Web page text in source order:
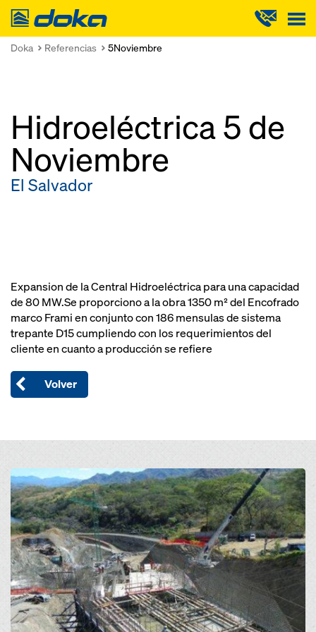
Doka
Doka Referencias 5Noviembre
Hidroeléctrica 5 de
Noviembre
El Salvador
Expansion de la Central Hidroeléctrica para una capacidad
de 80 MW.Se proporciono a la obra 1350 m² del Encofrado
marco Frami en conjunto con 186 mensulas de sistema
trepante D15 cumpliendo con los requerimientos del
cliente en cuanto a producción se refiere
Volver
Open